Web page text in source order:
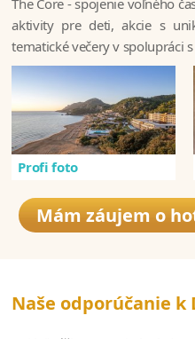
The Core - spojenie voľného
aktivity pre deti, akcie s
tematické večery v spolupráci
Profi foto
Mám záujem o
Naše odporúčanie